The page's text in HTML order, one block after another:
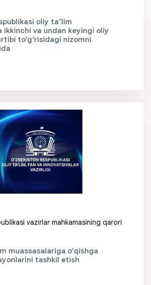
oliy ta’lim
ikkinchi va undan keyingi oliy
to‘g‘risidagi nizomni
vazirlar mahkamasining qarori
muassasalariga o‘qishga
tashkil etish